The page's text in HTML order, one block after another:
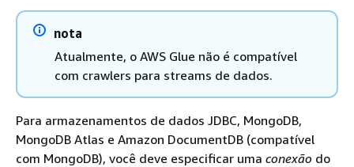
nota
Atualmente, o AWS Glue não é compatível
com crawlers para streams de dados.
Para armazenamentos de dados JDBC, MongoDB,
MongoDB Atlas e Amazon DocumentDB (compatível
com MongoDB), você deve especificar uma conexão do